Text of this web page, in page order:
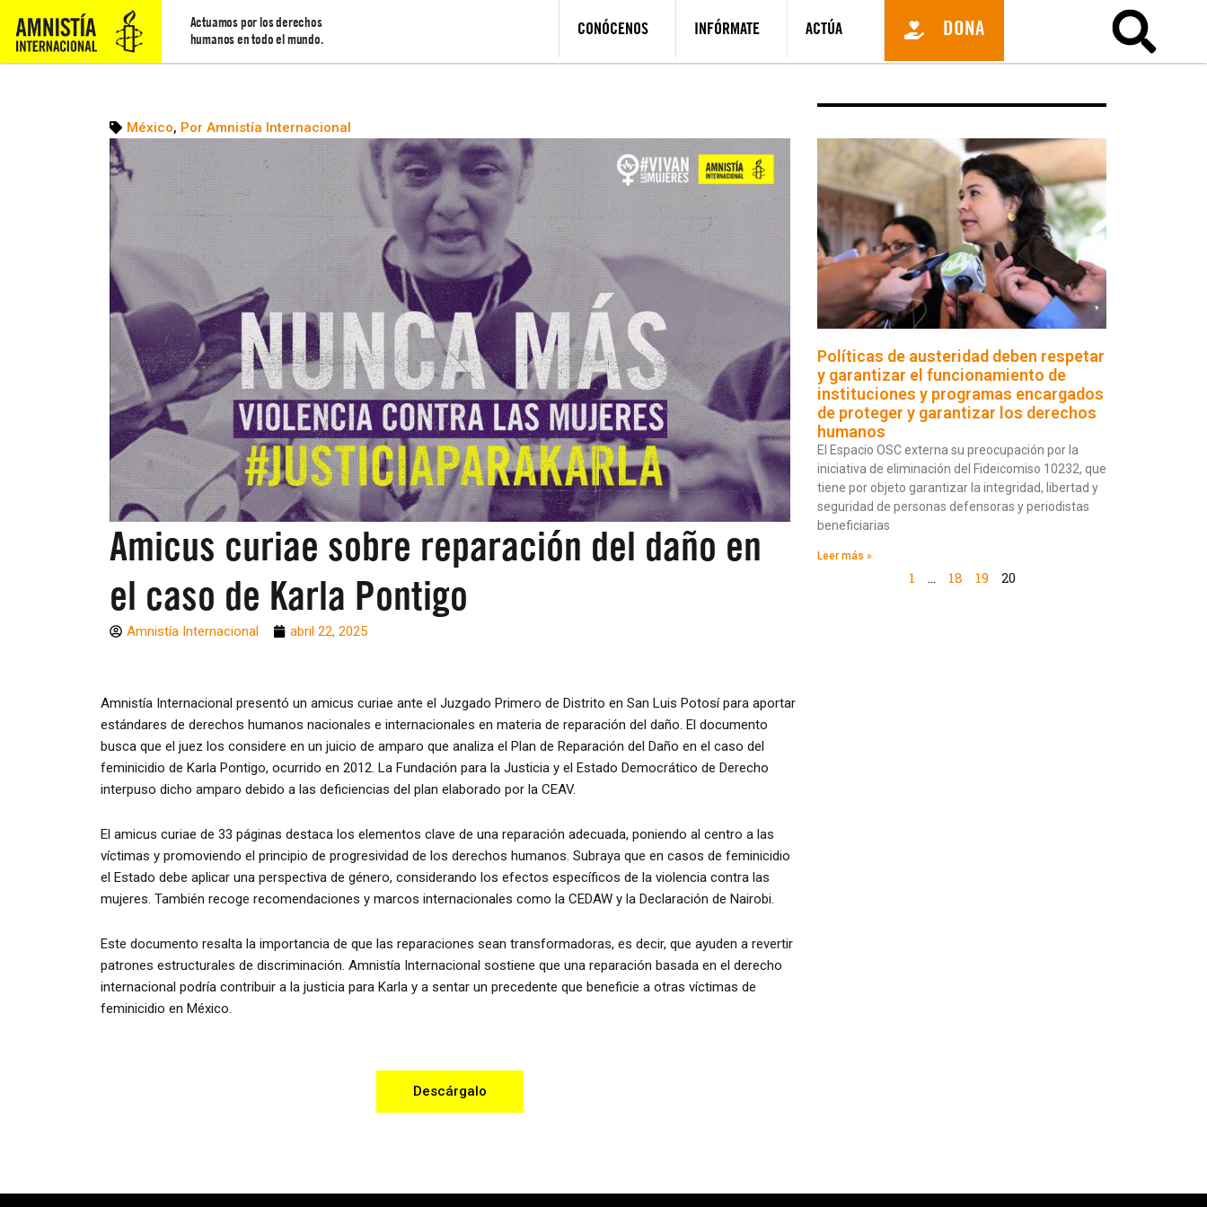
Actuamos por los derechos
humanos en todo el mundo.
CONÓCENOS INFÓRMATE ACTÚA DONA
México, Por Amnistía Internacional
Amicus curiae sobre reparación del daño en
el caso de Karla Pontigo
Amnistía Internacional abril 22, 2025
Políticas de austeridad deben respetar
y garantizar el funcionamiento de
instituciones y programas encargados
de proteger y garantizar los derechos
humanos
El Espacio OSC externa su preocupación por la
iniciativa de eliminación del Fideicomiso 10232, que
tiene por objeto garantizar la integridad, libertad y
seguridad de personas defensoras y periodistas
beneficiarias
Leer más »
1 … 18 19 20
Amnistía Internacional presentó un amicus curiae ante el Juzgado Primero de Distrito en San Luis Potosí para aportar
estándares de derechos humanos nacionales e internacionales en materia de reparación del daño. El documento
busca que el juez los considere en un juicio de amparo que analiza el Plan de Reparación del Daño en el caso del
feminicidio de Karla Pontigo, ocurrido en 2012. La Fundación para la Justicia y el Estado Democrático de Derecho
interpuso dicho amparo debido a las deficiencias del plan elaborado por la CEAV.
El amicus curiae de 33 páginas destaca los elementos clave de una reparación adecuada, poniendo al centro a las
víctimas y promoviendo el principio de progresividad de los derechos humanos. Subraya que en casos de feminicidio
el Estado debe aplicar una perspectiva de género, considerando los efectos específicos de la violencia contra las
mujeres. También recoge recomendaciones y marcos internacionales como la CEDAW y la Declaración de Nairobi.
Este documento resalta la importancia de que las reparaciones sean transformadoras, es decir, que ayuden a revertir
patrones estructurales de discriminación. Amnistía Internacional sostiene que una reparación basada en el derecho
internacional podría contribuir a la justicia para Karla y a sentar un precedente que beneficie a otras víctimas de
feminicidio en México.
Descárgalo